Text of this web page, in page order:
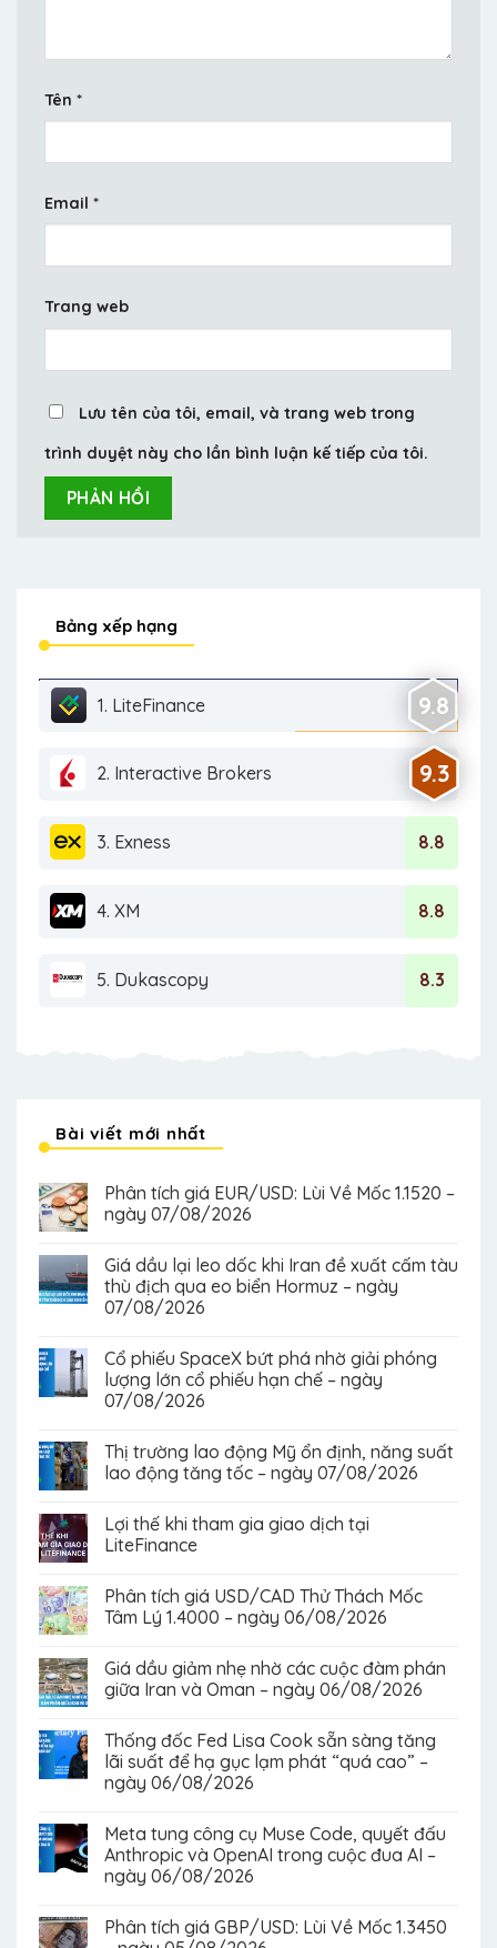
Tên *
Email *
Trang web
Lưu tên của tôi, email, và trang web trong
trình duyệt này cho lần bình luận kế tiếp của tôi.
Bảng xếp hạng
1. LiteFinance 9.8
2. Interactive Brokers 9.3
3. Exness 8.8
4. XM 8.8
5. Dukascopy 8.3
Bài viết mới nhất
Phân tích giá EUR/USD: Lùi Về Mốc 1.1520 –
ngày 07/08/2026
Giá dầu lại leo dốc khi Iran đề xuất cấm tàu
thù địch qua eo biển Hormuz – ngày
07/08/2026
Cổ phiếu SpaceX bứt phá nhờ giải phóng
lượng lớn cổ phiếu hạn chế – ngày
07/08/2026
Thị trường lao động Mỹ ổn định, năng suất
lao động tăng tốc – ngày 07/08/2026
Lợi thế khi tham gia giao dịch tại
LiteFinance
Phân tích giá USD/CAD Thử Thách Mốc
Tâm Lý 1.4000 – ngày 06/08/2026
Giá dầu giảm nhẹ nhờ các cuộc đàm phán
giữa Iran và Oman – ngày 06/08/2026
Thống đốc Fed Lisa Cook sẵn sàng tăng
lãi suất để hạ gục lạm phát “quá cao” –
ngày 06/08/2026
Meta tung công cụ Muse Code, quyết đấu
Anthropic và OpenAI trong cuộc đua AI –
ngày 06/08/2026
Phân tích giá GBP/USD: Lùi Về Mốc 1.3450